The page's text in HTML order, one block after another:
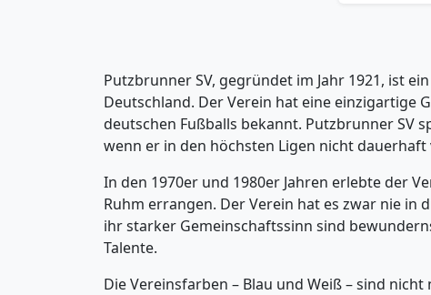
Putzbrunner SV, gegründet im Jahr 1921, ist
Deutschland. Der Verein hat eine einzigartige
deutschen Fußballs bekannt. Putzbrunner SV
wenn er in den höchsten Ligen nicht dauerhaft
In den 1970er und 1980er Jahren erlebte der
Ruhm errangen. Der Verein hat es zwar nie in
ihr starker Gemeinschaftssinn sind
Talente.
Die Vereinsfarben – Blau und Weiß – sind